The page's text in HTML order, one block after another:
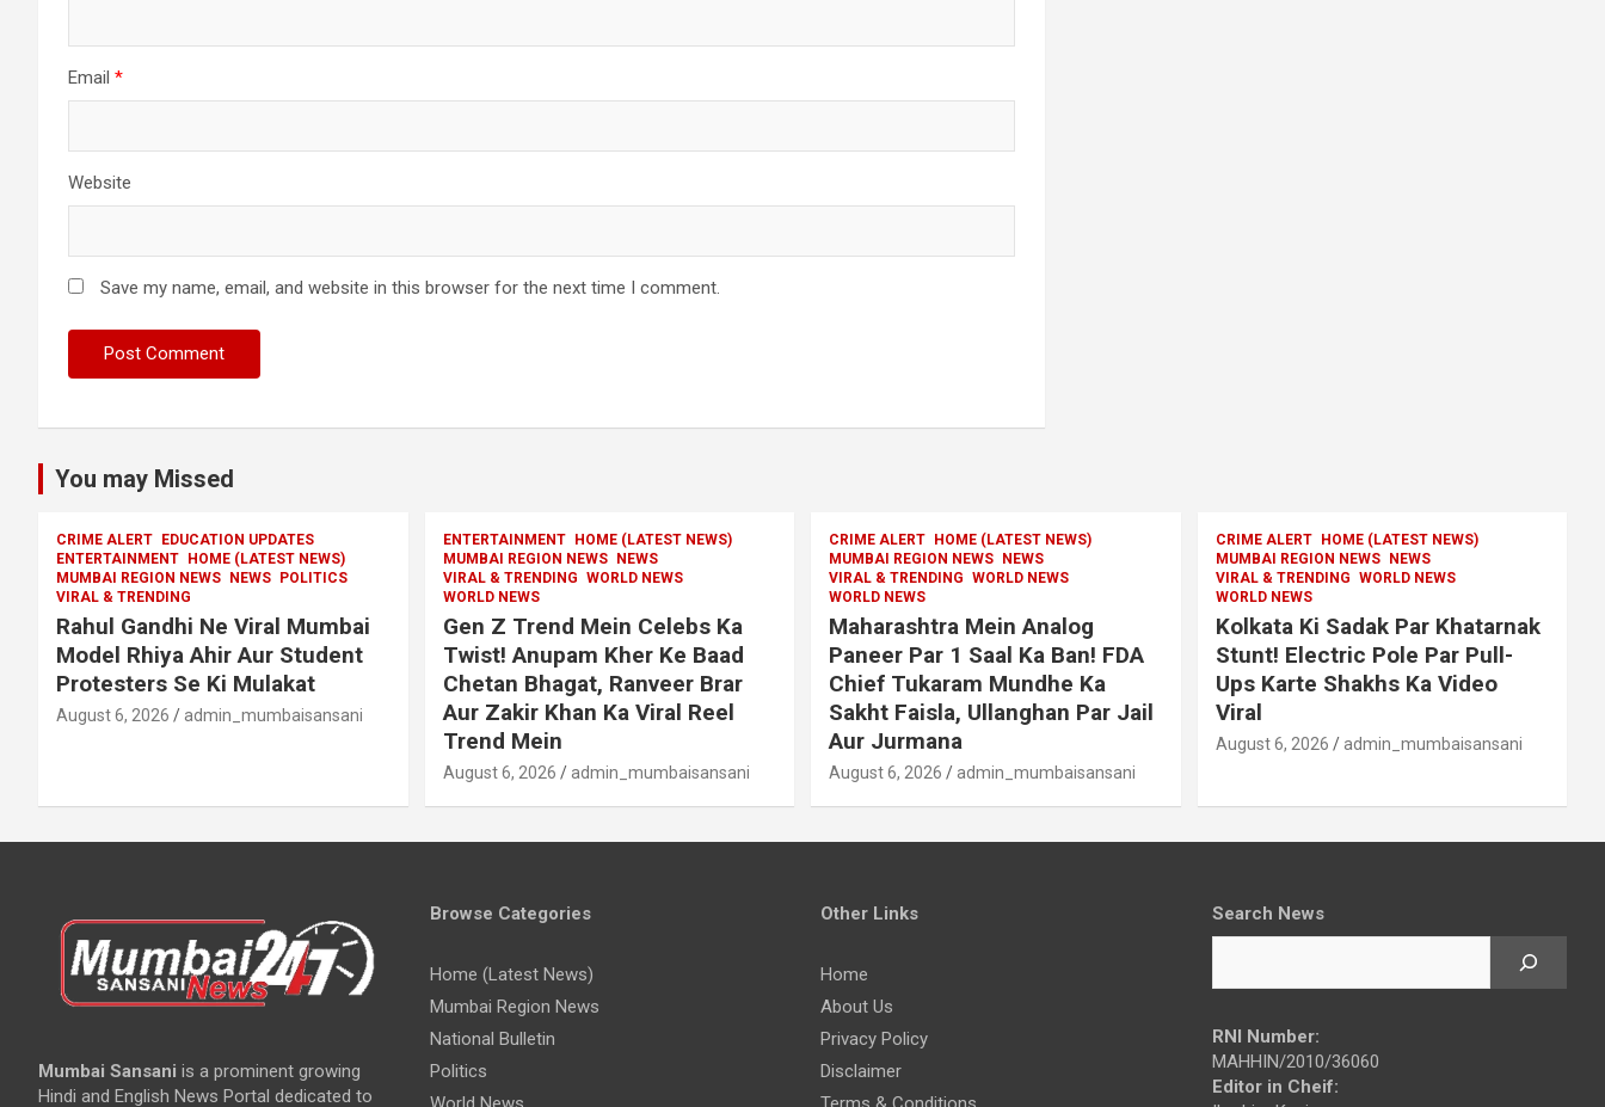
Email *
Website
Save my name, email, and website in this browser for the next time I comment.
You may Missed
CRIME ALERT
EDUCATION UPDATES
ENTERTAINMENT
HOME (LATEST NEWS)
MUMBAI REGION NEWS
NEWS
POLITICS
VIRAL & TRENDING
Rahul Gandhi Ne Viral Mumbai
Model Rhiya Ahir Aur Student
Protesters Se Ki Mulakat
August 6, 2026 admin_mumbaisansani
ENTERTAINMENT
HOME (LATEST NEWS)
MUMBAI REGION NEWS
NEWS
VIRAL & TRENDING WORLD NEWS
WORLD NEWS
Gen Z Trend Mein Celebs Ka
Twist! Anupam Kher Ke Baad
Chetan Bhagat, Ranveer Brar
Aur Zakir Khan Ka Viral Reel
Trend Mein
August 6, 2026 admin_mumbaisansani
CRIME ALERT
HOME (LATEST NEWS)
MUMBAI REGION NEWS
NEWS
VIRAL & TRENDING WORLD NEWS
WORLD NEWS
Maharashtra Mein Analog
Paneer Par 1 Saal Ka Ban! FDA
Chief Tukaram Mundhe Ka
Sakht Faisla, Ullanghan Par Jail
Aur Jurmana
August 6, 2026 admin_mumbaisansani
CRIME ALERT
HOME (LATEST NEWS)
MUMBAI REGION NEWS
NEWS
VIRAL & TRENDING WORLD NEWS
WORLD NEWS
Kolkata Ki Sadak Par Khatarnak
Stunt! Electric Pole Par Pull-
Ups Karte Shakhs Ka Video
Viral
August 6, 2026 admin_mumbaisansani
Mumbai Sansani is a prominent growing
Hindi and English News Portal dedicated to
Browse Categories
Home (Latest News)
Mumbai Region News
National Bulletin
Politics
Other Links
Home
About Us
Privacy Policy
Disclaimer
Search News
RNI Number:
MAHHIN/2010/36060
Editor in Cheif: